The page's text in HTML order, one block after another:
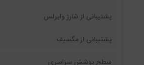
پشتیبانی از شارژ وایرلس
پشتیبانی از مگسیف
سطح پوشش سراسری